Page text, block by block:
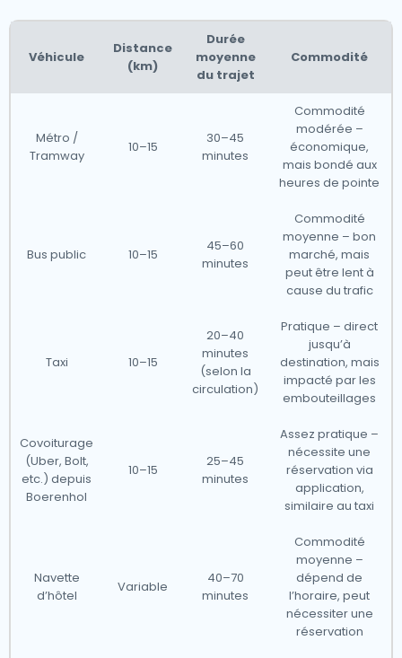
Véhicule
Distance
(km)
Durée
moyenne
du trajet
Commodité
Métro /
Tramway
10–15
30–45
minutes
Commodité
modérée –
économique,
mais bondé aux
heures de pointe
Bus public 10–15
45–60
minutes
Commodité
moyenne – bon
marché, mais
peut être lent à
cause du trafic
Taxi 10–15
20–40
minutes
(selon la
circulation)
Pratique – direct
jusqu’à
destination, mais
impacté par les
embouteillages
Covoiturage
(Uber, Bolt,
etc.) depuis
Boerenhol
10–15
25–45
minutes
Assez pratique –
nécessite une
réservation via
application,
similaire au taxi
Navette
d’hôtel
Variable
40–70
minutes
Commodité
moyenne –
dépend de
l’horaire, peut
nécessiter une
réservation